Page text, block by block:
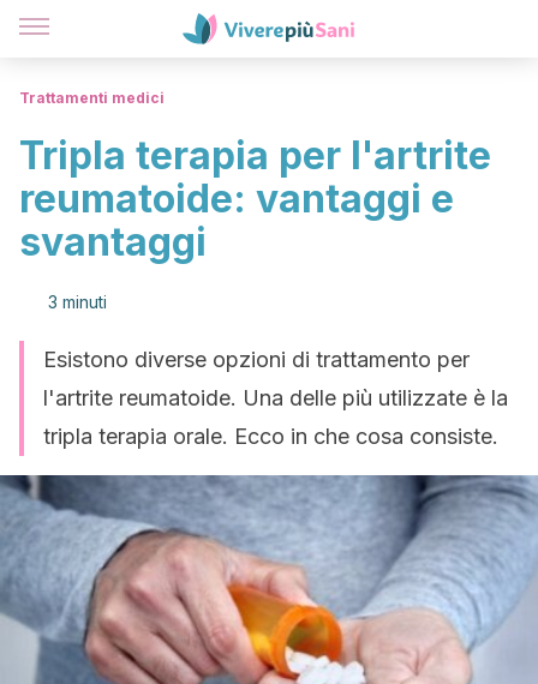
Trattamenti medici
Tripla terapia per l'artrite
reumatoide: vantaggi e
svantaggi
3 minuti
Esistono diverse opzioni di trattamento per
l'artrite reumatoide. Una delle più utilizzate è la
tripla terapia orale. Ecco in che cosa consiste.